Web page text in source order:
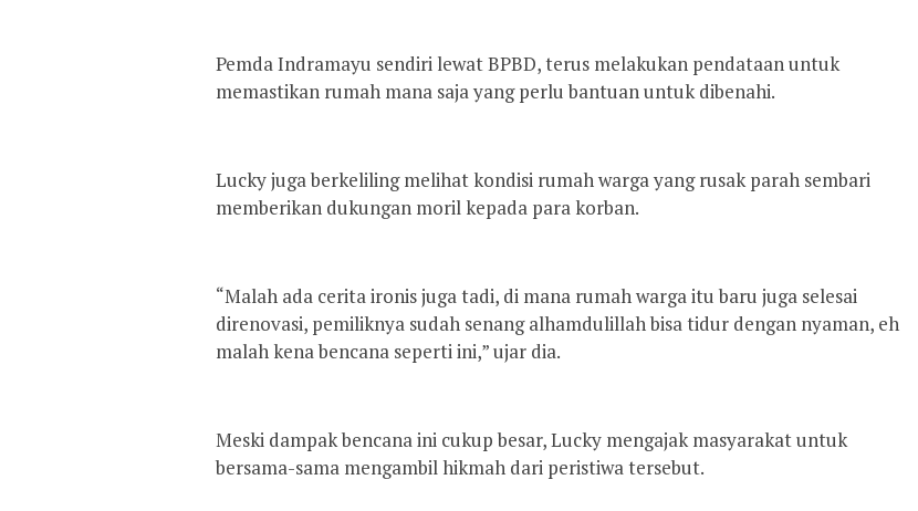
Pemda Indramayu sendiri lewat BPBD, terus melakukan pendataan untuk
memastikan rumah mana saja yang perlu bantuan untuk dibenahi.
Lucky juga berkeliling melihat kondisi rumah warga yang rusak parah sembari
memberikan dukungan moril kepada para korban.
“Malah ada cerita ironis juga tadi, di mana rumah warga itu baru juga selesai
direnovasi, pemiliknya sudah senang alhamdulillah bisa tidur dengan nyaman, eh
malah kena bencana seperti ini,” ujar dia.
Meski dampak bencana ini cukup besar, Lucky mengajak masyarakat untuk
bersama-sama mengambil hikmah dari peristiwa tersebut.